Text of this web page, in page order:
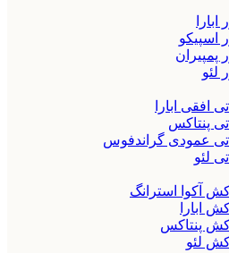
اسپیکو
پمپیران
لئو
افقی ابارا
پنتاکس
عمودی گراندفوس
لئو
آکوا استرانگ
ابارا
پنتاکس
لئو